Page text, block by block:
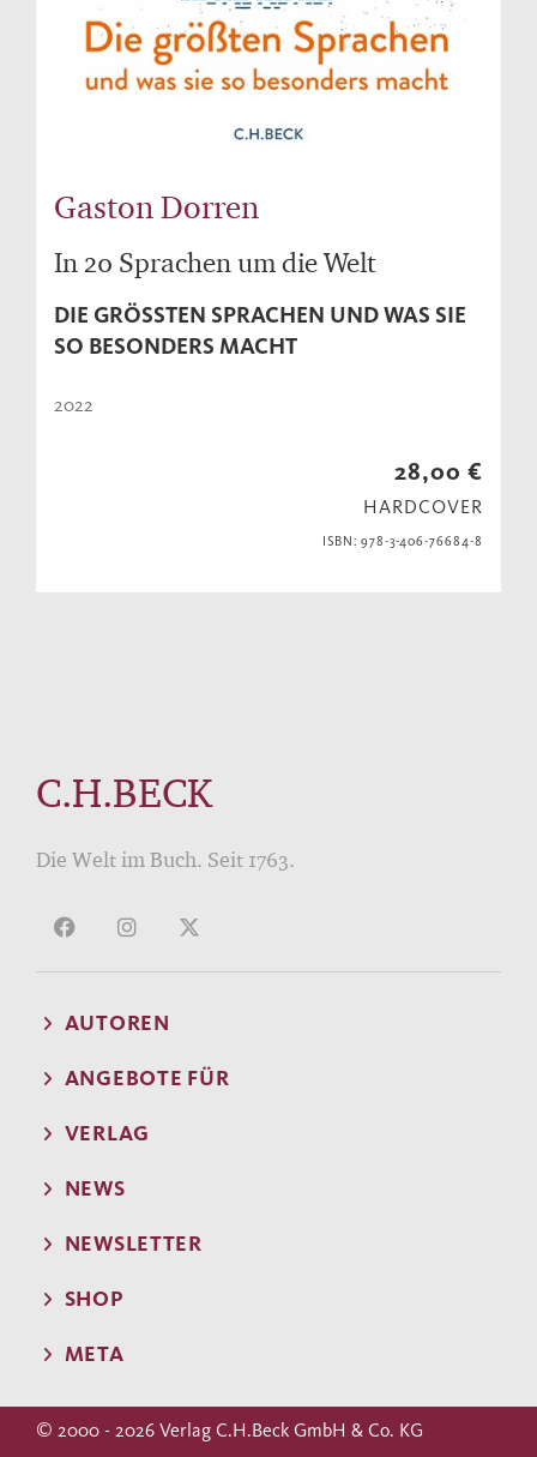
Gaston Dorren
In 20 Sprachen um die Welt
DIE GRÖSSTEN SPRACHEN UND WAS SIE S
O BESONDERS MACHT
2022
28,00 €
HARDCOVER
ISBN: 978-3-406-76684-8
C.H.BECK
Die Welt im Buch. Seit 1763.
AUTOREN
ANGEBOTE FÜR
VERLAG
NEWS
NEWSLETTER
SHOP
META
© 2000 - 2026 Verlag C.H.Beck GmbH & Co. KG